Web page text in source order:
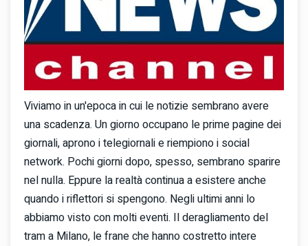
Viviamo in un'epoca in cui le notizie sembrano avere
una scadenza. Un giorno occupano le prime pagine dei
giornali, aprono i telegiornali e riempiono i social
network. Pochi giorni dopo, spesso, sembrano sparire
nel nulla. Eppure la realtà continua a esistere anche
quando i riflettori si spengono. Negli ultimi anni lo
abbiamo visto con molti eventi. Il deragliamento del
tram a Milano, le frane che hanno costretto intere